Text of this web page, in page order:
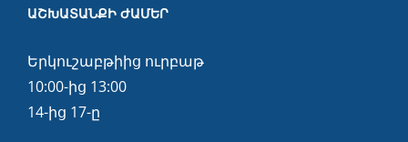
ԱՇԽԱՏԱՆՔԻ ԺԱՄԵՐ
Երկուշաբթիից ուրբաթ
10:00-ից 13:00
14-ից 17-ը